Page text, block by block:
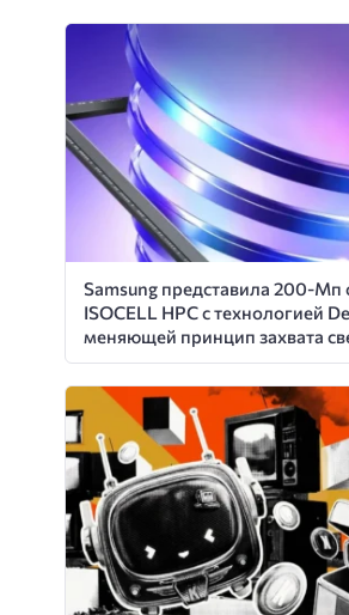
Samsung представила 200-Мп
ISOCELL HPC с технологией
меняющей принцип захвата